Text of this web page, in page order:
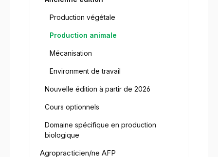
Production végétale
Production animale
Mécanisation
Environment de travail
Nouvelle édition à partir de 2026
Cours optionnels
Domaine spécifique en production
biologique
Agropracticien/ne AFP